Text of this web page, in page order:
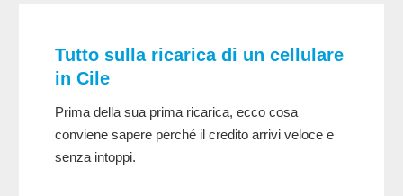
Tutto sulla ricarica di un cellulare
in Cile
Prima della sua prima ricarica, ecco cosa
conviene sapere perché il credito arrivi veloce e
senza intoppi.